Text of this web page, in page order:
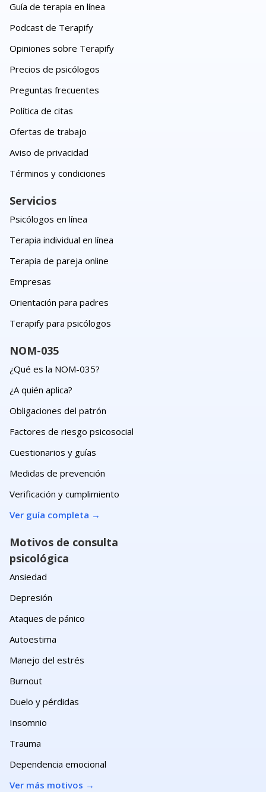
Guía de terapia en línea
Podcast de Terapify
Opiniones sobre Terapify
Precios de psicólogos
Preguntas frecuentes
Política de citas
Ofertas de trabajo
Aviso de privacidad
Términos y condiciones
Servicios
Psicólogos en línea
Terapia individual en línea
Terapia de pareja online
Empresas
Orientación para padres
Terapify para psicólogos
NOM-035
¿Qué es la NOM-035?
¿A quién aplica?
Obligaciones del patrón
Factores de riesgo psicosocial
Cuestionarios y guías
Medidas de prevención
Verificación y cumplimiento
Ver guía completa →
Motivos de consulta
psicológica
Ansiedad
Depresión
Ataques de pánico
Autoestima
Manejo del estrés
Burnout
Duelo y pérdidas
Insomnio
Trauma
Dependencia emocional
Ver más motivos →